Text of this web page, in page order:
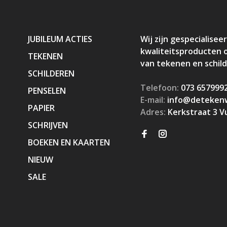
JUBILEUM ACTIES
TEKENEN
SCHILDEREN
PENSELEN
PAPIER
SCHRIJVEN
BOEKEN EN KAARTEN
NIEUW
SALE
Wij zijn
kwaliteitsproducten
van tekenen en
Telefoon: 073
E-mail:
Adres: Kerkstraat 3